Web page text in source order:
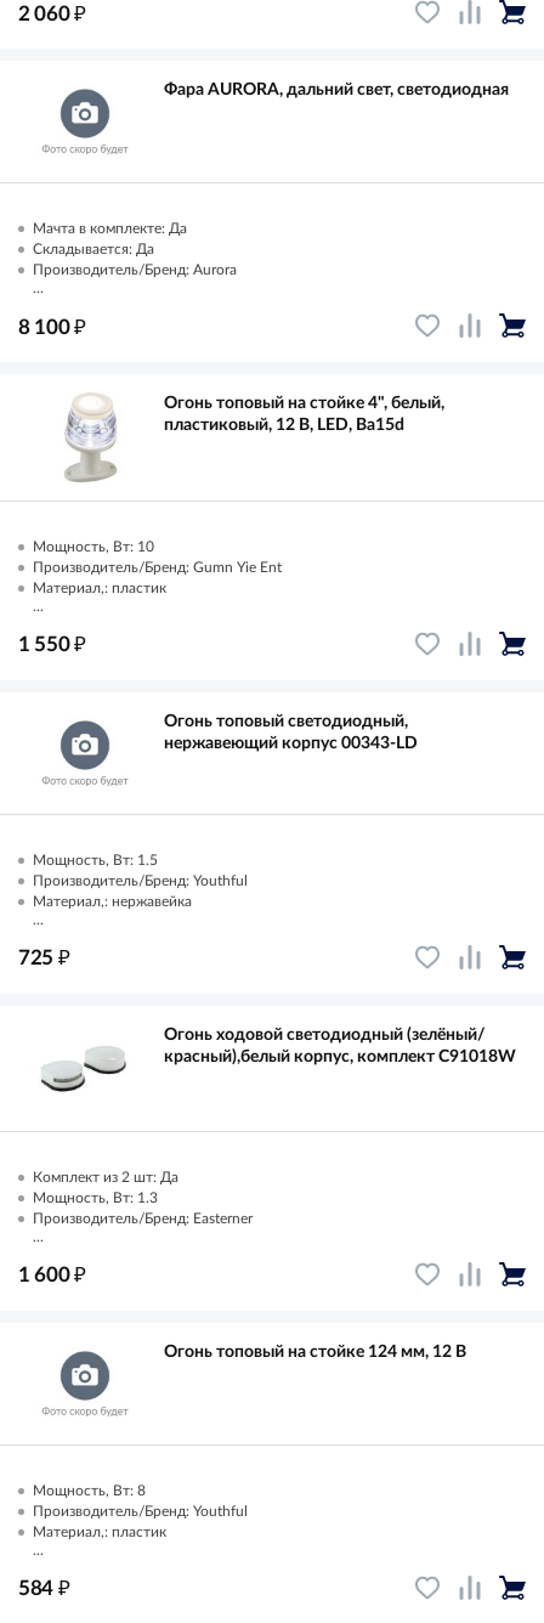
2 060₽
Фара AURORA, дальний свет, светодиодная
Мачта в комплекте: Да
Складывается: Да
Производитель/Бренд: Aurora
...
8 100₽
Огонь топовый на стойке 4", белый,
пластиковый, 12 В, LED, Ba15d
Мощность, Вт: 10
Производитель/Бренд: Gumn Yie Ent
Материал,: пластик
...
1 550₽
Огонь топовый светодиодный,
нержавеющий корпус 00343-LD
Мощность, Вт: 1.5
Производитель/Бренд: Youthful
Материал,: нержавейка
...
725 ₽
Огонь ходовой светодиодный (зелёный/
красный),белый корпус, комплект C91018W
Комплект из 2 шт: Да
Мощность, Вт: 1.3
Производитель/Бренд: Easterner
...
1 600₽
Огонь топовый на стойке 124 мм, 12 В
Мощность, Вт: 8
Производитель/Бренд: Youthful
Материал,: пластик
...
584 ₽